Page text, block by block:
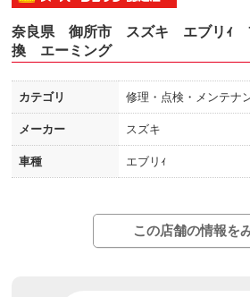
奈良県 御所市 スズキ エブリｨ
換 エーミング
カテゴリ 修理・点検・メンテナ
メーカー スズキ
車種 エブリｨ
この店舗の情報を